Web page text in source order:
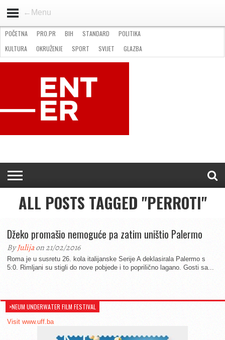
←Menu
STANDARD
GOSPODARSTVO
OKRUŽENJE
POČETNA PRO.PR BIH STANDARD
POLITIKA
KULTURA
OKRUŽENJE SPORT SVIJET
GLAZBA
NATJEČAJI
FILMING LOCATION IN BH KONTAKT
ALL POSTS TAGGED "PERROTI"
Džeko promašio nemoguće pa zatim uništio Palermo
ByJulijaon 21/02/2016
Roma je u susretu 26. kola italijanske Serije A deklasirala Palermo s
5:0. Rimljani su stigli do nove pobjede i to poprilično lagano. Gosti sa...
>NEUM UNDERWATER FILM FESTIVAL
Visit www.uff.ba